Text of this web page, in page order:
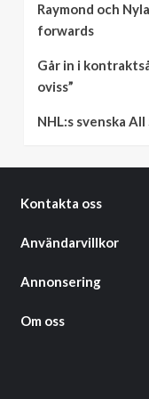
Raymond och
forwards
Går in i
oviss”
NHL:s svenska
Kontakta oss
Användarvillkor
Annonsering
Om oss